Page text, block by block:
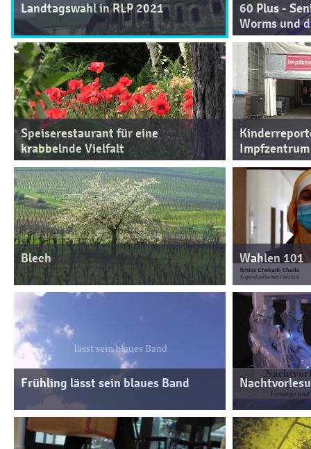
Landtagswahl in RLP 2021
60 Plus -
Worms und
Speiserestaurant für eine
krabbelnde Vielfalt
Impfzentrum
Blech Wahlen 101
Frühling lässt sein blaues Band